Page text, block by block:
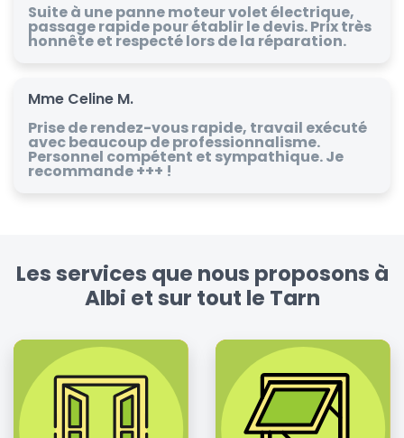
Suite à une panne moteur volet électrique,
passage rapide pour établir le devis. Prix très
honnête et respecté lors de la réparation.
Mme Celine M.
Prise de rendez-vous rapide, travail exécuté
avec beaucoup de professionnalisme.
Personnel compétent et sympathique. Je
recommande +++ !
Les services que nous proposons à
Albi et sur tout le Tarn